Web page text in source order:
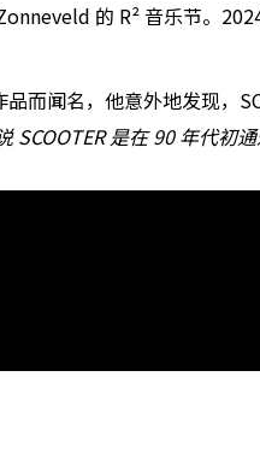
的 R² 音乐节。
而闻名，他意外地发现，
SCOOTER 是在 90 年代初